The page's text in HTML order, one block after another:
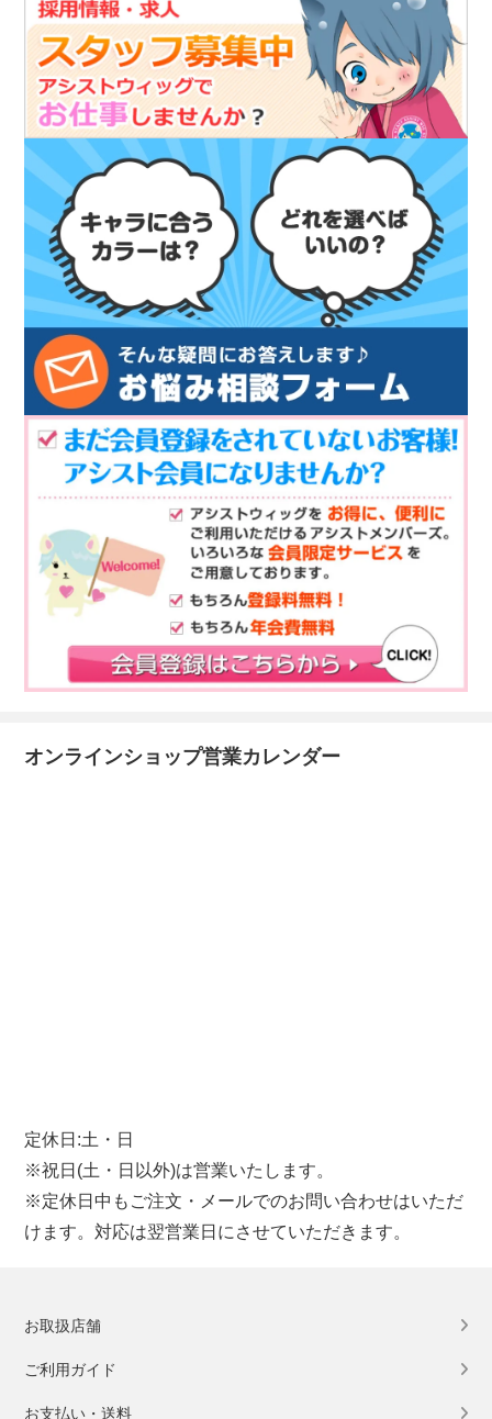
オンラインショップ営業カレンダー
定休日:土・日
※祝日(土・日以外)は営業いたします。
※定休日中もご注文・メールでのお問い合わせはいただ
けます。対応は翌営業日にさせていただきます。
お取扱店舗
ご利用ガイド
お支払い・送料